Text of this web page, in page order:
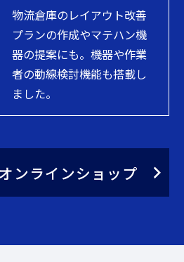
物流倉庫のレイアウト改善
プランの作成やマテハン機
器の提案にも。機器や作業
者の動線検討機能も搭載し
ました。
ンラインショップ